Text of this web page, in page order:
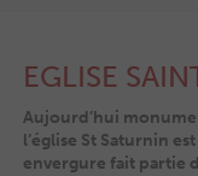
EGLISE
Aujourd’hui
l’église St Saturnin
envergure fait partie